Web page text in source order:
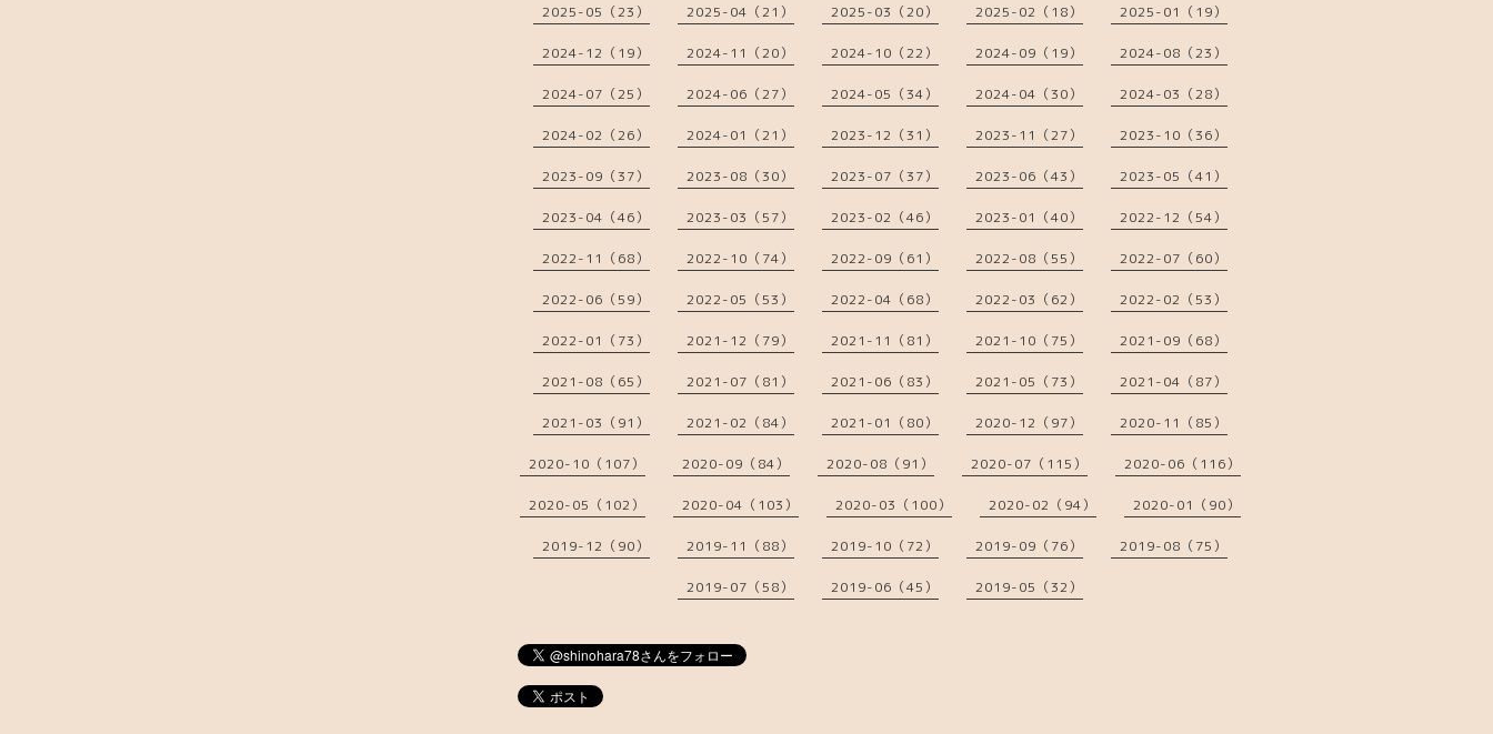
2025-05（23） 2025-04（21） 2025-03（20） 2025-02（18） 2025-01（19）
2024-12（19） 2024-11（20） 2024-10（22） 2024-09（19） 2024-08（23）
2024-07（25） 2024-06（27） 2024-05（34） 2024-04（30） 2024-03（28）
2024-02（26） 2024-01（21） 2023-12（31） 2023-11（27） 2023-10（36）
2023-09（37） 2023-08（30） 2023-07（37） 2023-06（43） 2023-05（41）
2023-04（46） 2023-03（57） 2023-02（46） 2023-01（40） 2022-12（54）
2022-11（68） 2022-10（74） 2022-09（61） 2022-08（55） 2022-07（60）
2022-06（59） 2022-05（53） 2022-04（68） 2022-03（62） 2022-02（53）
2022-01（73） 2021-12（79） 2021-11（81） 2021-10（75） 2021-09（68）
2021-08（65） 2021-07（81） 2021-06（83） 2021-05（73） 2021-04（87）
2021-03（91） 2021-02（84） 2021-01（80） 2020-12（97） 2020-11（85）
2020-10（107） 2020-09（84） 2020-08（91） 2020-07（115） 2020-06（116）
2020-05（102） 2020-04（103） 2020-03（100） 2020-02（94） 2020-01（90）
2019-12（90） 2019-11（88） 2019-10（72） 2019-09（76） 2019-08（75）
2019-07（58） 2019-06（45） 2019-05（32）